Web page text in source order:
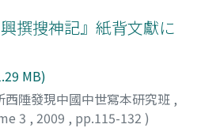
撰搜神記』紙背文獻に
MB)
陲發現中國中世寫本研究班 ,
3 , 2009 , pp.115-132 )